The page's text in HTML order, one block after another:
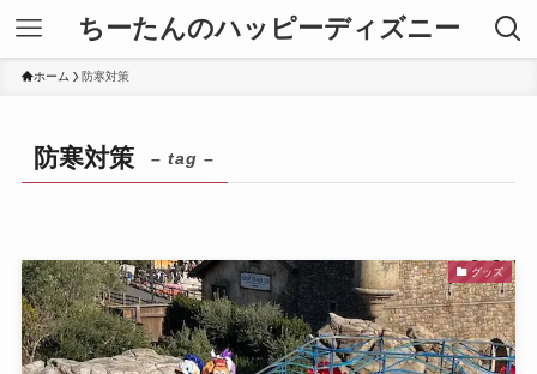
ちーたんのハッピーディズニー
ホーム 防寒対策
防寒対策 – tag –
グッズ